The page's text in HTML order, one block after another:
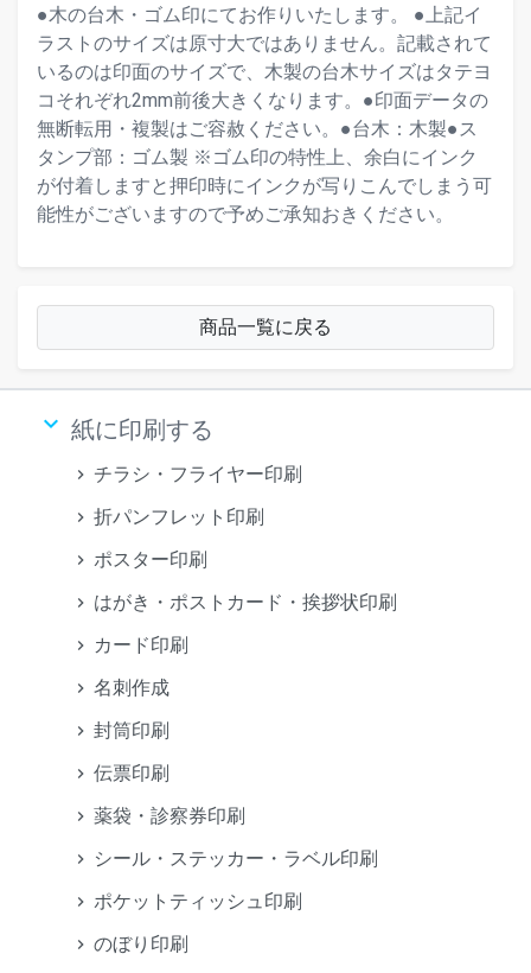
●木の台木・ゴム印にてお作りいたします。 ●上記イ
ラストのサイズは原寸大ではありません。記載されて
いるのは印面のサイズで、木製の台木サイズはタテヨ
コそれぞれ2mm前後大きくなります。●印面データの
無断転用・複製はご容赦ください。●台木：木製●ス
タンプ部：ゴム製 ※ゴム印の特性上、余白にインク
が付着しますと押印時にインクが写りこんでしまう可
能性がございますので予めご承知おきください。
商品一覧に戻る
keyboard_arrow_down 紙に印刷する
チラシ・フライヤー印刷
折パンフレット印刷
ポスター印刷
はがき・ポストカード・挨拶状印刷
カード印刷
名刺作成
封筒印刷
伝票印刷
薬袋・診察券印刷
シール・ステッカー・ラベル印刷
ポケットティッシュ印刷
のぼり印刷